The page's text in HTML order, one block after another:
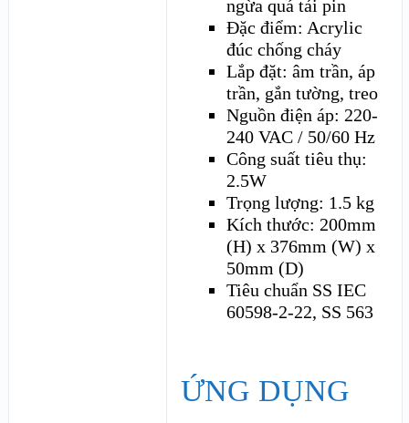
ngừa quá tải pin
Đặc điểm: Acrylic
đúc chống cháy
Lắp đặt: âm trần, áp
trần, gắn tường, treo
Nguồn điện áp: 220-
240 VAC / 50/60 Hz
Công suất tiêu thụ:
2.5W
Trọng lượng: 1.5 kg
Kích thước: 200mm
(H) x 376mm (W) x
50mm (D)
Tiêu chuẩn SS IEC
60598-2-22, SS 563
ỨNG DỤNG